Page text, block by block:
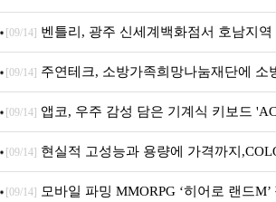
Crosshair X870E EDITION 20 국내 출시 예정
[09/14] 벤틀리, 광주 신세계백화점서 호남지
픈
[09/14] 주연테크, 소방가족희망나눔재단에 소
니터·스마트 펫 침대 기부
[09/14] 앱코, 우주 감성 담은 기계식 키보드
브랜드데이 기획전 진행
[09/14] 현실적 고성능과 용량에 가격까지
M.2 NVMe 디앤디컴 1TB
[09/14] 모바일 파밍 MMORPG ‘히어로 랜드